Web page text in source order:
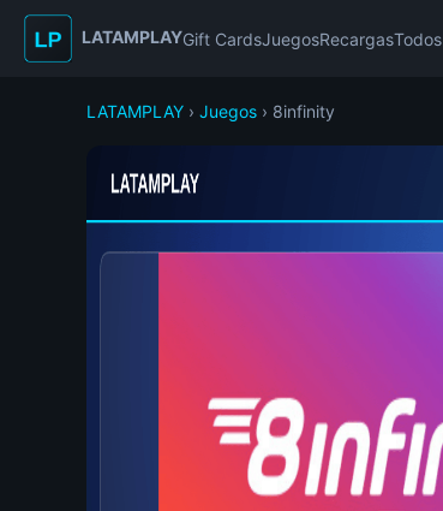
LATAMPLAYGift CardsJuegosRecargasTodos
LATAMPLAY › Juegos › 8infinity